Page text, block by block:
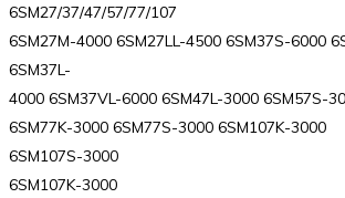
6SM27/37/47/57/77/107
6SM27M-4000 6SM27LL-4500 6SM37S-6000
6SM37L-
4000 6SM37VL-6000 6SM47L-3000 6SM57S-
6SM77K-3000 6SM77S-3000 6SM107K-3000
6SM107S-3000
6SM107K-3000